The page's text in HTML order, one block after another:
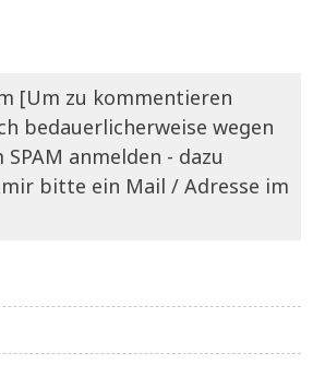
[Um zu kommentieren
bedauerlicherweise wegen
anmelden - dazu
bitte ein Mail / Adresse im